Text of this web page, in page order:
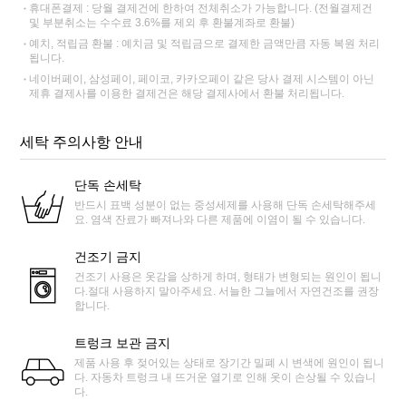
휴대폰결제 : 당월 결제건에 한하여 전체취소가 가능합니다. (전월결제건
및 부분취소는 수수료 3.6%를 제외 후 환불계좌로 환불)
예치, 적립금 환불 : 예치금 및 적립금으로 결제한 금액만큼 자동 복원 처리
됩니다.
네이버페이, 삼성페이, 페이코, 카카오페이 같은 당사 결제 시스템이 아닌
제휴 결제사를 이용한 결제건은 해당 결제사에서 환불 처리됩니다.
세탁 주의사항 안내
단독 손세탁
반드시 표백 성분이 없는 중성세제를 사용해 단독 손세탁해주세
요. 염색 잔료가 빠져나와 다른 제품에 이염이 될 수 있습니다.
건조기 금지
건조기 사용은 옷감을 상하게 하며, 형태가 변형되는 원인이 됩니
다.절대 사용하지 말아주세요. 서늘한 그늘에서 자연건조를 권장
합니다.
트렁크 보관 금지
제품 사용 후 젖어있는 상태로 장기간 밀폐 시 변색에 원인이 됩니
다. 자동차 트렁크 내 뜨거운 열기로 인해 옷이 손상될 수 있습니
다.